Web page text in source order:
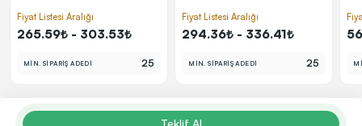
Fiyat Listesi Aralığı
265.59₺ - 303.53₺
MİN. SİPARİŞ ADEDİ 25
Fiyat Listesi Aralığı
294.36₺ - 336.41₺
MİN. SİPARİŞ ADEDİ 25
Teklif Al